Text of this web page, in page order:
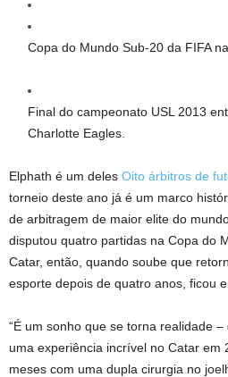
Copa do Mundo Sub-20 da FIFA
Final do campeonato USL 2013
Charlotte Eagles.
Elphath é um deles Oito árbitros de
torneio deste ano já é um marco
de arbitragem de maior elite do
disputou quatro partidas na Copa do
Catar, então, quando soube que
esporte depois de quatro anos, ficou
“É um sonho que se torna realidade –
uma experiência incrível no Catar em
meses com uma dupla cirurgia no